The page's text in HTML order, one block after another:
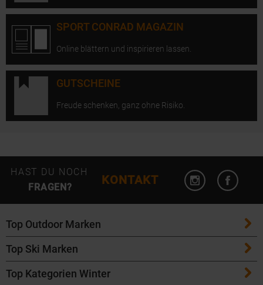
SPORT CONRAD MAGAZIN
Online blättern und inspirieren lassen.
GUTSCHEINE
Freude schenken, ganz ohne Risiko.
HAST DU NOCH
FRAGEN?
KONTAKT
Instagram
Top Outdoor Marken
Patagonia
Maloja
Top Ski Marken
ATK Bindungen
Top Kategorien Winter